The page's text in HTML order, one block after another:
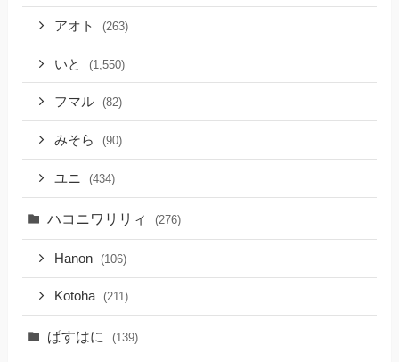
アオト (263)
いと (1,550)
フマル (82)
みそら (90)
ユニ (434)
ハコニワリリィ (276)
Hanon (106)
Kotoha (211)
ぱすはに (139)